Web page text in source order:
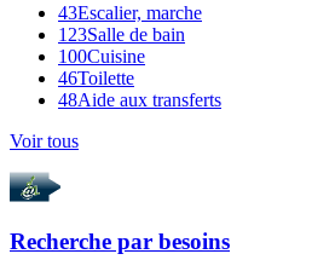
43Escalier, marche
123Salle de bain
100Cuisine
46Toilette
48Aide aux transferts
Voir tous
Recherche par besoins